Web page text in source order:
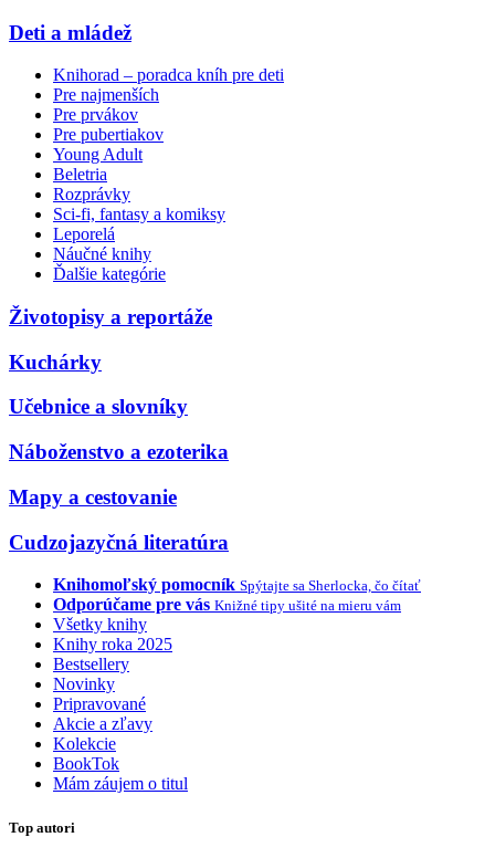
Deti a mládež
Knihorad – poradca kníh pre deti
Pre najmenších
Pre prvákov
Pre pubertiakov
Young Adult
Beletria
Rozprávky
Sci-fi, fantasy a komiksy
Leporelá
Náučné knihy
Ďalšie kategórie
Životopisy a reportáže
Kuchárky
Učebnice a slovníky
Náboženstvo a ezoterika
Mapy a cestovanie
Cudzojazyčná literatúra
Knihomoľský pomocník Spýtajte sa Sherlocka, čo čítať
Odporúčame pre vás Knižné tipy ušité na mieru vám
Všetky knihy
Knihy roka 2025
Bestsellery
Novinky
Pripravované
Akcie a zľavy
Kolekcie
BookTok
Mám záujem o titul
Top autori